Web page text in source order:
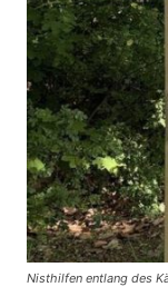
Nisthilfen entlang des